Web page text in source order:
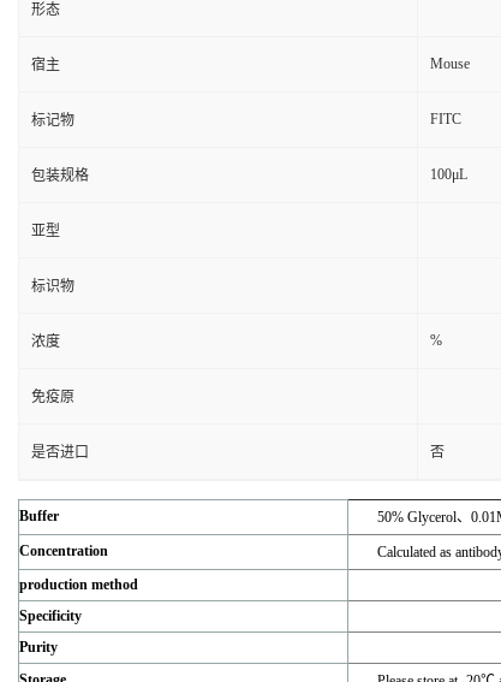
形态
宿主 Mouse
标记物 FITC
包装规格 100μL
亚型
标识物
浓度 %
免疫原
是否进口 否
Buffer
50% Glycerol、
Concentration
Calculated as
production method
Specificity
Purity